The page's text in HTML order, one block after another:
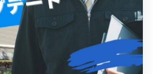
し、比較検討することです。相見積
費用の相場を把握し、不必要に高い
。また、各業者の施工内容や使用塗
確認し、価格だけでなく価値を見極
。信頼できる業者を選ぶため、口コ